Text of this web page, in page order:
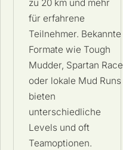
zu 20 km und mehr
für erfahrene
Teilnehmer. Bekannte
Formate wie Tough
Mudder, Spartan Race
oder lokale Mud Runs
bieten
unterschiedliche
Levels und oft
Teamoptionen.